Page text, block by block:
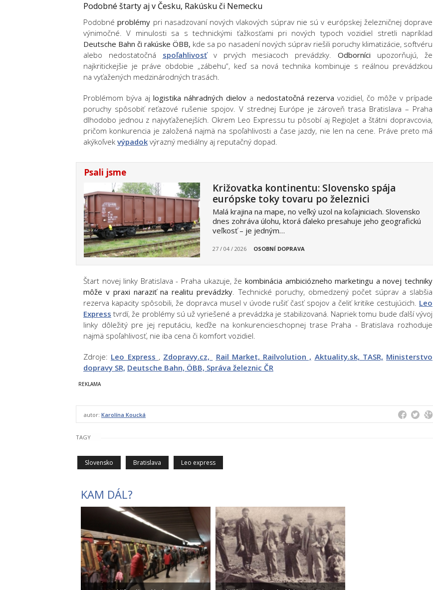
Podobné štarty aj v Česku, Rakúsku či Nemecku
Podobné problémy pri nasadzovaní nových vlakových súprav nie sú v európskej železničnej doprave
výnimočné. V minulosti sa s technickými ťažkosťami pri nových typoch vozidiel stretli napríklad
Deutsche Bahn či rakúske ÖBB, kde sa po nasadení nových súprav riešili poruchy klimatizácie, softvéru
alebo nedostatočná spoľahlivosťv prvých mesiacoch prevádzky.Odborníci upozorňujú, že
najkritickejšie je práve obdobie „zábehu“, keď sa nová technika kombinuje s reálnou prevádzkou
na vyťažených medzinárodných trasách.
Problémom býva ajlogistika náhradných dielov a nedostatočná rezerva vozidiel, čo môže v prípade
poruchy spôsobiť reťazové rušenie spojov. V strednej Európe je zároveň trasa Bratislava – Praha
dlhodobo jednou z najvyťaženejších. Okrem Leo Expressu tu pôsobí aj RegioJet a štátni dopravcovia,
pričom konkurencia je založená najmä na spoľahlivosti a čase jazdy, nie len na cene. Práve preto má
akýkoľvek výpadok výrazný mediálny aj reputačný dopad.
Psali jsme
Križovatka kontinentu: Slovensko spája
európske toky tovaru po železnici
Malá krajina na mape, no veľký uzol na koľajniciach. Slovensko
dnes zohráva úlohu, ktorá ďaleko presahuje jeho geografickú
veľkosť – je jedným…
27 / 04 / 2026 OSOBNÍ DOPRAVA
Štart novej linky Bratislava - Praha ukazuje, že kombinácia ambiciózneho marketingu a novej techniky
môže v praxi naraziť na realitu prevádzky. Technické poruchy, obmedzený počet súprav a slabšia
rezerva kapacity spôsobili, že dopravca musel v úvode rušiť časť spojov a čeliť kritike cestujúcich. Leo
Express tvrdí, že problémy sú už vyriešené a prevádzka je stabilizovaná. Napriek tomu bude ďalší vývoj
linky dôležitý pre jej reputáciu, keďže na konkurencieschopnej trase Praha - Bratislava rozhoduje
najmä spoľahlivosť, nie iba cena či komfort vozidiel.
Zdroje: Leo Express , Zdopravy.cz, Rail Market, Railvolution , Aktuality.sk, TASR, Ministerstvo
dopravy SR, Deutsche Bahn, ÖBB, Správa železnic ČR
autor: Karolína Koucká
TAGY
Slovensko Bratislava Leo express
KAM DÁL?